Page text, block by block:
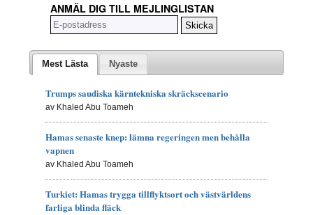
ANMÄL DIG TILL MEJLINGLISTAN
Mest Lästa Nyaste
Trumps saudiska kärntekniska skräckscenario
av Khaled Abu Toameh
Hamas senaste knep: lämna regeringen men behålla
vapnen
av Khaled Abu Toameh
Turkiet: Hamas trygga tillflyktsort och västvärldens
farliga blinda fläck